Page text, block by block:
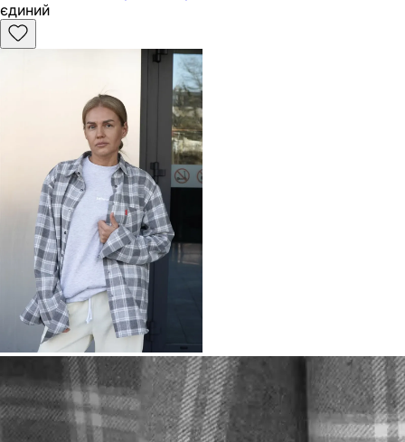
єдиний